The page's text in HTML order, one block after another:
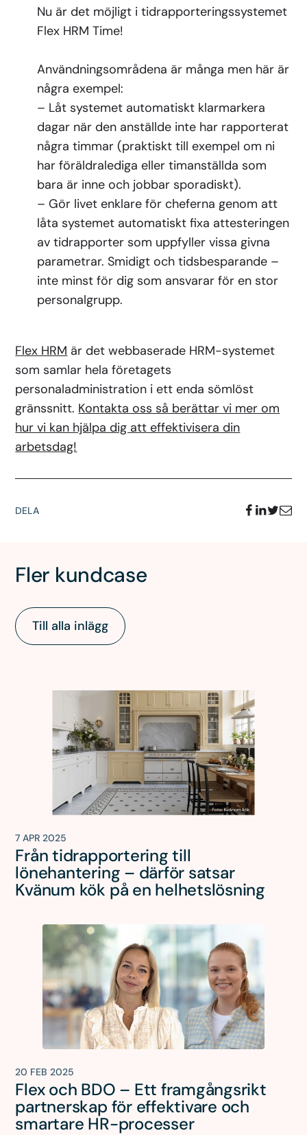
Nu är det möjligt i tidrapporteringssystemet
Flex HRM Time!
Användningsområdena är många men här är
några exempel:
– Låt systemet automatiskt klarmarkera
dagar när den anställde inte har rapporterat
några timmar (praktiskt till exempel om ni
har föräldralediga eller timanställda som
bara är inne och jobbar sporadiskt).
– Gör livet enklare för cheferna genom att
låta systemet automatiskt fixa attesteringen
av tidrapporter som uppfyller vissa givna
parametrar. Smidigt och tidsbesparande –
inte minst för dig som ansvarar för en stor
personalgrupp.
Flex HRM är det webbaserade HRM-systemet
som samlar hela företagets
personaladministration i ett enda sömlöst
gränssnitt. Kontakta oss så berättar vi mer om
hur vi kan hjälpa dig att effektivisera din
arbetsdag!
DELA
Fler kundcase
Till alla inlägg
7 APR 2025
Från tidrapportering till
lönehantering – därför satsar
Kvänum kök på en helhetslösning
20 FEB 2025
Flex och BDO – Ett framgångsrikt
partnerskap för effektivare och
smartare HR-processer